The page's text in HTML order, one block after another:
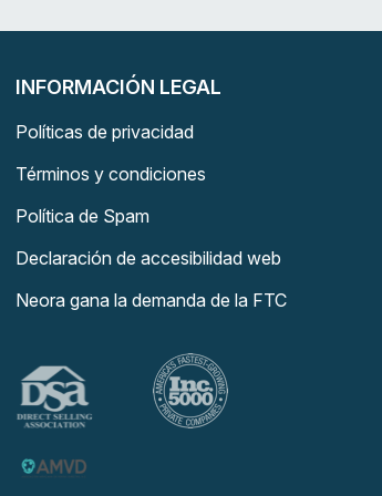
INFORMACIÓN LEGAL
Políticas de privacidad
Términos y condiciones
Política de Spam
Declaración de accesibilidad web
Neora gana la demanda de la FTC